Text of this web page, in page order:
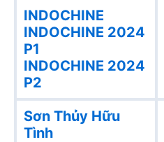
INDOCHINE
INDOCHINE 2024
P1
INDOCHINE 2024
P2
Sơn Thủy Hữu
Tình